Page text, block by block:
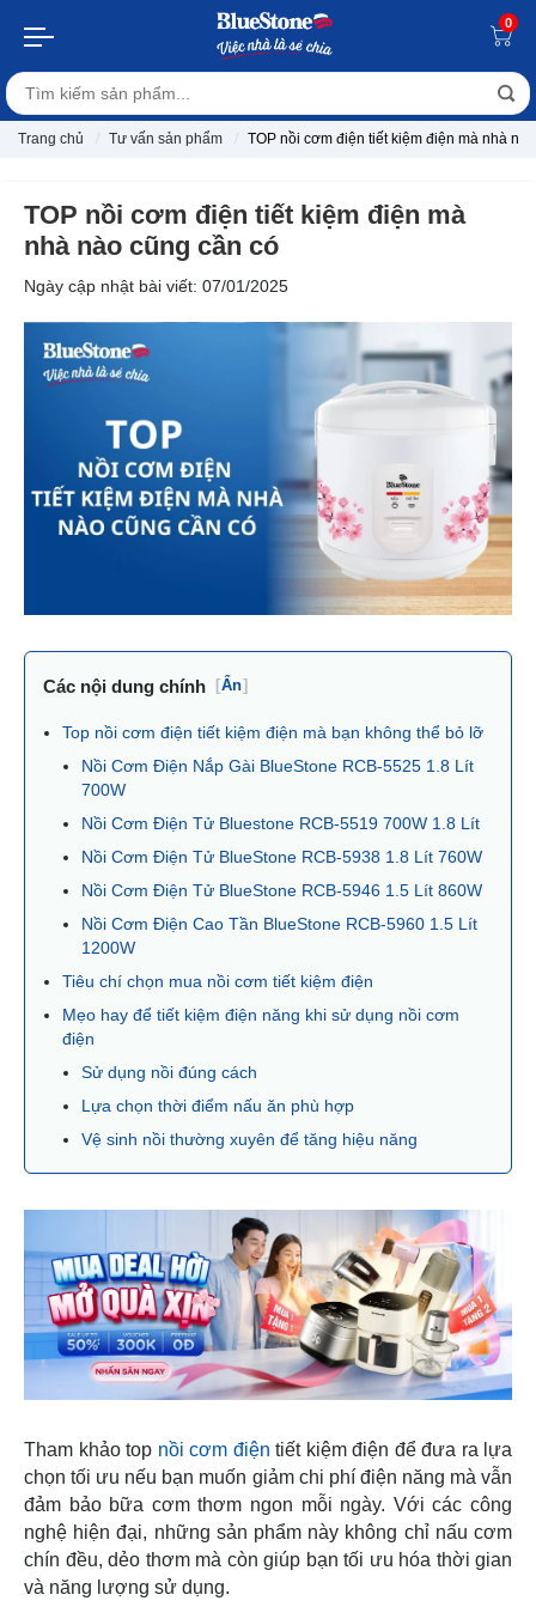
0
Trang chủ Tư vấn sản phẩm TOP nồi cơm điện tiết kiệm điện mà nhà
TOP nồi cơm điện tiết kiệm điện mà
nhà nào cũng cần có
Ngày cập nhật bài viết: 07/01/2025
Các nội dung chính [Ẩn]
Top nồi cơm điện tiết kiệm điện mà bạn không thể bỏ lỡ
Nồi Cơm Điện Nắp Gài BlueStone RCB-5525 1.8 Lít
700W
Nồi Cơm Điện Tử Bluestone RCB-5519 700W 1.8 Lít
Nồi Cơm Điện Tử BlueStone RCB-5938 1.8 Lít 760W
Nồi Cơm Điện Tử BlueStone RCB-5946 1.5 Lít 860W
Nồi Cơm Điện Cao Tần BlueStone RCB-5960 1.5 Lít
1200W
Tiêu chí chọn mua nồi cơm tiết kiệm điện
Mẹo hay để tiết kiệm điện năng khi sử dụng nồi cơm
điện
Sử dụng nồi đúng cách
Lựa chọn thời điểm nấu ăn phù hợp
Vệ sinh nồi thường xuyên để tăng hiệu năng
Tham khảo top nồi cơm điện tiết kiệm điện để đưa ra lựa
chọn tối ưu nếu bạn muốn giảm chi phí điện năng mà vẫn
đảm bảo bữa cơm thơm ngon mỗi ngày. Với các công
nghệ hiện đại, những sản phẩm này không chỉ nấu cơm
chín đều, dẻo thơm mà còn giúp bạn tối ưu hóa thời gian
và năng lượng sử dụng.